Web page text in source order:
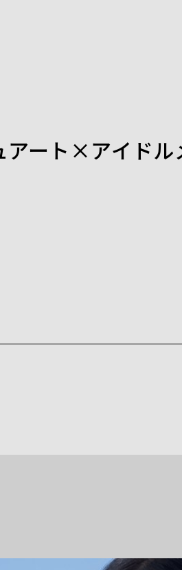
アート×アイド